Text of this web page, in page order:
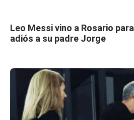
Leo Messi vino a Rosario
adiós a su padre Jorge